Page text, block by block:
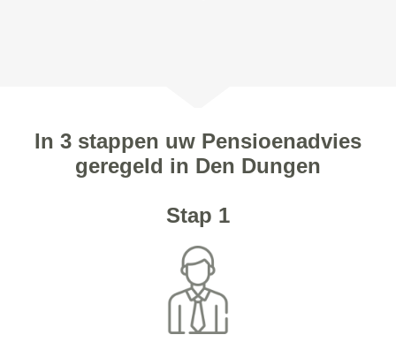
In 3 stappen uw Pensioenadvies
geregeld in Den Dungen
Stap 1